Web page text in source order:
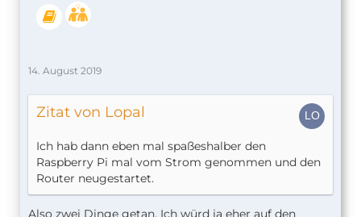
14. August 2019
Zitat von Lopal
Ich hab dann eben mal spaßeshalber den
Raspberry Pi mal vom Strom genommen und den
Router neugestartet.
Also zwei Dinge getan. Ich würd ja eher auf den